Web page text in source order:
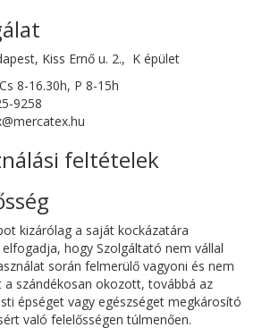
Kiss Ernő u. 2., K épület
8-16.30h, P 8-15h
9258
feltételek
kizárólag a saját kockázatára
hogy Szolgáltató nem vállal
során felmerülő vagyoni és nem
a szándékosan okozott, továbbá az
épséget vagy egészséget megkárosító
való felelősségen túlmenően.